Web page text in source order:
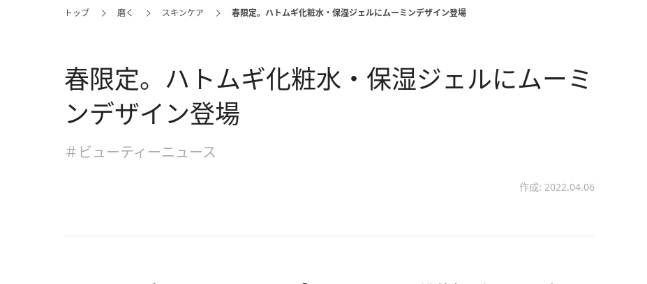
トップ 磨く スキンケア 春限定。ハトムギ化粧水・保湿ジェルにムーミンデザイン登場
春限定。ハトムギ化粧水・保湿ジェルにムーミ
ンデザイン登場
＃ビューティーニュース
作成: 2022.04.06